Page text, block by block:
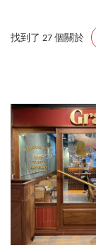
找到了 27 個關於